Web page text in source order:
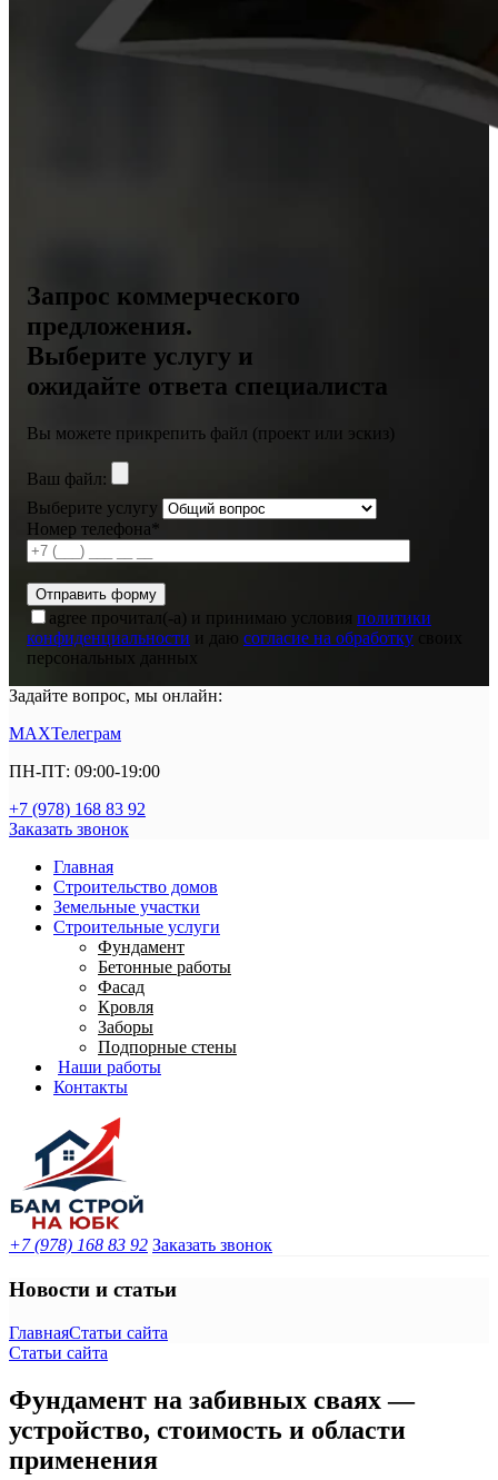
Запрос коммерческого
предложения.
Выберите услугу и
ожидайте ответа специалиста
Вы можете прикрепить файл (проект или эскиз)
Ваш файл:
Выберите услугу
Номер телефона*
agree прочитал(-а) и принимаю условия политики
конфиденциальности и даю согласие на обработку
персональных данных
Задайте вопрос, мы онлайн:
MAXТелеграм
ПН-ПТ: 09:00-19:00
+7 (978) 168 83 92
Заказать звонок
Главная
Строительство домов
Земельные участки
Строительные услуги
Фундамент
Бетонные работы
Фасад
Кровля
Заборы
Подпорные стены
Наши работы
Контакты
+7 (978) 168 83 92 Заказать звонок
Новости и статьи
ГлавнаяСтатьи сайта
Статьи сайта
Фундамент на забивных сваях —
устройство, стоимость и области
применения